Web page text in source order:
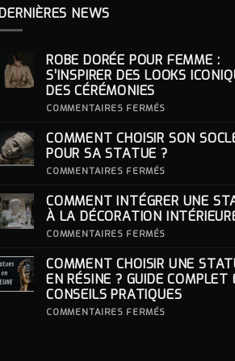
DERNIÈRES NEWS
ROBE DORÉE POUR FEMME :
S’INSPIRER DES LOOKS
DES CÉRÉMONIES
COMMENTAIRES FERMÉS
POUR
FEMME
ICONIQUES
DES
CÉRÉMONIES
COMMENT CHOISIR SON
POUR SA STATUE ?
COMMENTAIRES FERMÉS
SON
SOCLE
POUR
COMMENT INTÉGRER UNE
À LA DÉCORATION
COMMENTAIRES FERMÉS
UNE
STATUE
À
LA
COMMENT CHOISIR UNE
EN RÉSINE ? GUIDE COMPLET
CONSEILS PRATIQUES
COMMENTAIRES FERMÉS